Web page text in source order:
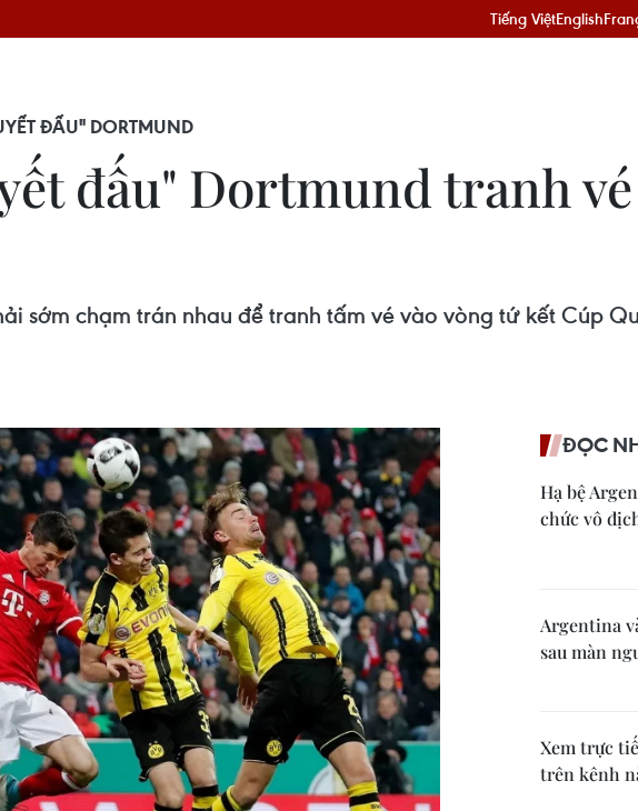
Tiếng ViệtEnglish
ĐẤU" DORTMUND
đấu" Dortmund tranh
sớm chạm trán nhau để tranh tấm vé vào vòng tứ kết Cúp
ĐỌC
Hạ bệ
chức vô
Argentina
sau màn
Xem trực
trên kênh